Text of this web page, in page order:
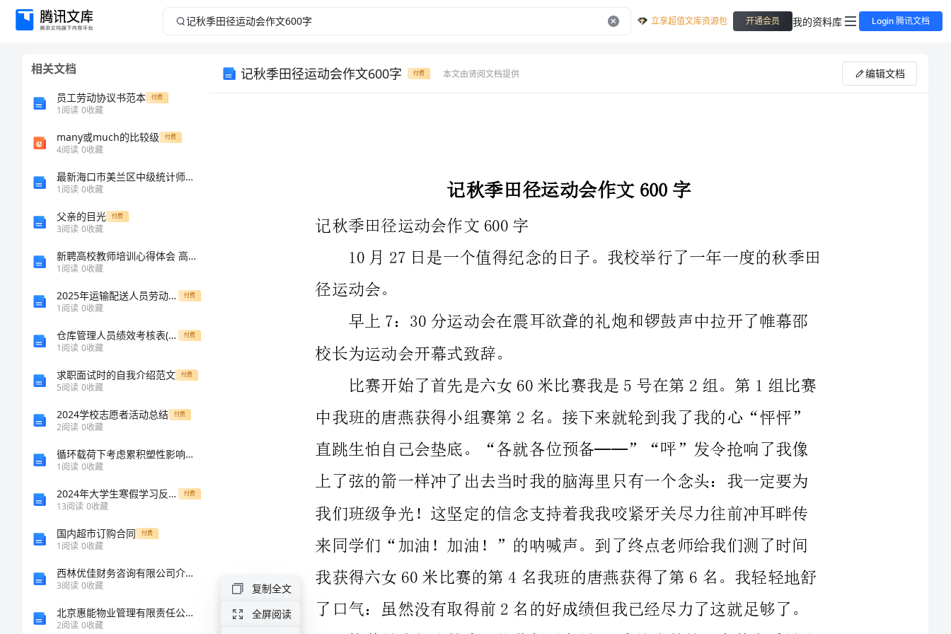
记
600
立享超值文库资源包 开通会员 我的资料库 Login 腾讯文档
相关文档
员工劳动协议书范本 付费
1阅读 0收藏
many或much的比较级 付费
4阅读 0收藏
最新海口市美兰区中级统计师《统计基础知识理论及相关知识》高分冲刺试卷完整版
1阅读 0收藏
父亲的目光 付费
3阅读 0收藏
新聘高校教师培训心得体会 高校教师教学培训心得
1阅读 0收藏
2025年运输配送人员劳动合同范本 付费
1阅读 0收藏
仓库管理人员绩效考核表(共3页) 付费
1阅读 0收藏
求职面试时的自我介绍范文 付费
5阅读 0收藏
2024学校志愿者活动总结 付费
2阅读 0收藏
循环载荷下考虑累积塑性影响的含中心穿透裂纹板CTOD研究
1阅读 0收藏
2024年大学生寒假学习反思总结 付费
13阅读 0收藏
国内超市订购合同 付费
1阅读 0收藏
西林优佳财务咨询有限公司介绍企业发展分析报告
3阅读 0收藏
北京惠能物业管理有限责任公司介绍企业发展分析报告
2阅读 0收藏
记秋季田径运动会作文600字 付费 本文由贤阅文档提供 编辑文档
较好的成绩。而下午的比赛更是令我们激动、兴奋。在激烈地争夺中
径运动会。
早上7：30分运动会在震耳欲聋的礼炮和锣鼓声中拉开了帷幕邵
上了弦的箭一样冲了出去当时我的脑海里只有一个念头：我一定要为
我们班级争光！这坚定的信念支持着我我咬紧牙关尽力往前冲耳畔传
了口气：虽然没有取得前2名的好成绩但我已经尽力了这就足够了。
接着是我们班的隆飞他获得了六男60米比赛的第3名体育委员陈
亚飞获得了男子垒球比赛的第四名学习委员李怡林也获得了六女跳远
复制全文
全屏阅读